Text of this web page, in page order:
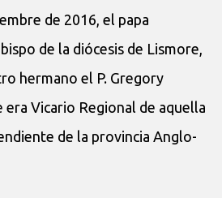
de 2016, el papa
de la diócesis de Lismore,
hermano el P. Gregory
era Vicario Regional de aquella
de la provincia Anglo-